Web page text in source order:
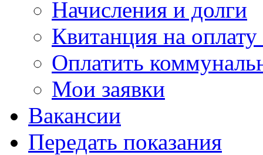
Начисления и долги
Квитанция на
Оплатить
Мои заявки
Вакансии
Передать показания